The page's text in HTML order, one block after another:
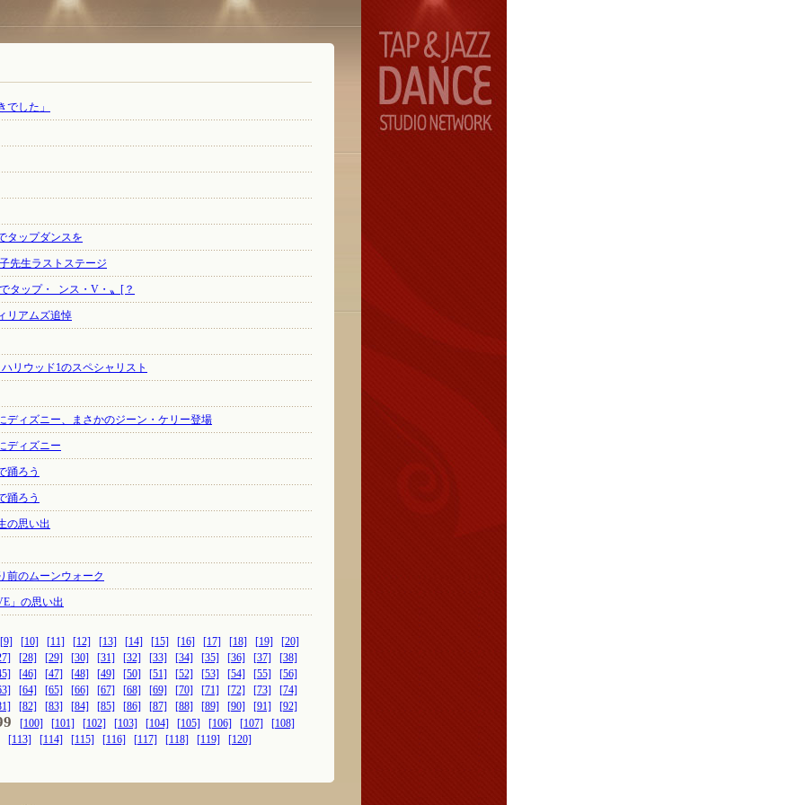
した」
タップダンスを
先生ラストステージ
タップ・_ンス・V・〟[？
リアムズ追悼
リウッド1のスペシャリスト
ディズニー、まさかのジーン・ケリー登場
ディズニー
踊ろう
踊ろう
の思い出
前のムーンウォーク
」の思い出
[9] [10] [11] [12] [13] [14] [15] [16] [17] [18] [19]
[20]
[28] [29] [30] [31] [32] [33] [34] [35] [36] [37]
[38]
[46] [47] [48] [49] [50] [51] [52] [53] [54] [55]
[56]
[64] [65] [66] [67] [68] [69] [70] [71] [72] [73]
[74]
[82] [83] [84] [85] [86] [87] [88] [89] [90] [91] [92]
[100] [101] [102] [103] [104] [105] [106] [107]
[108]
[113]
[114] [115] [116] [117] [118] [119] [120]